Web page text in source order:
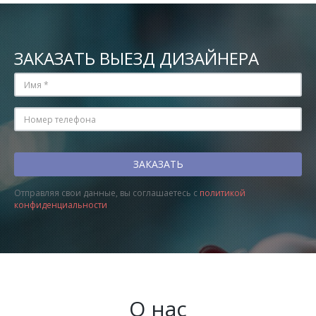
ЗАКАЗАТЬ ВЫЕЗД ДИЗАЙНЕРА
Отправляя свои данные, вы соглашаетесь с политикой
конфиденциальности
О нас